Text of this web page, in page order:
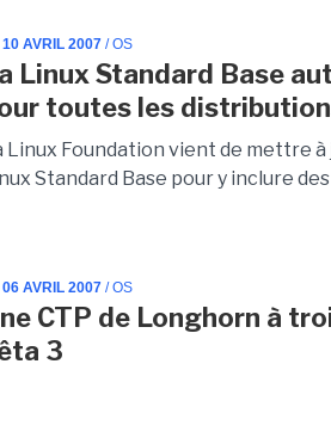
10 AVRIL 2007 / OS
Linux Standard Base
toutes les
Linux Foundation vient de mettre
Standard Base pour y inclure
06 AVRIL 2007 / OS
CTP de Longhorn à
3